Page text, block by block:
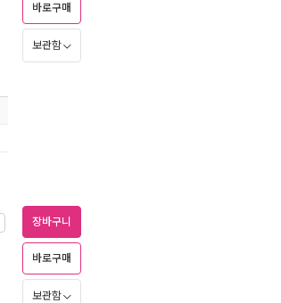
바로구매
보관함
장바구니
바로구매
보관함